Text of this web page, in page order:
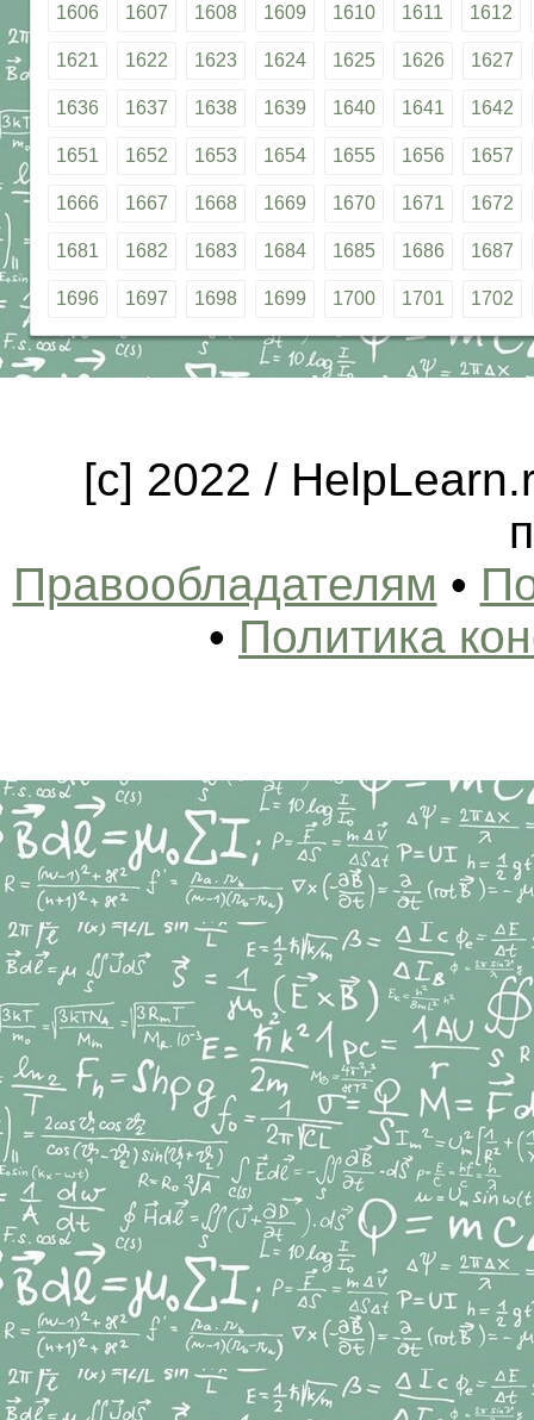
1606 1607 1608 1609 1610 1611 1612
1621 1622 1623 1624 1625 1626 1627
1636 1637 1638 1639 1640 1641 1642
1651 1652 1653 1654 1655 1656 1657
1666 1667 1668 1669 1670 1671 1672
1681 1682 1683 1684 1685 1686 1687
1696 1697 1698 1699 1700 1701 1702
[c] 2022 /
Правообладателям •
• Политика